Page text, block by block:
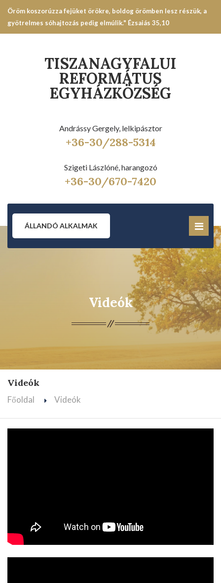
Öröm koszorúzza fejüket örökre, boldog örömben lesz részük, a
gyötrelmes sóhajtozás pedig elmúlik." Ézsaiás 35,10
TISZANAGYFALUI
REFORMÁTUS
EGYHÁZKÖZSÉG
Andrássy Gergely, lelkipásztor
+36-30/288-5314
Szigeti Lászlóné, harangozó
+36-30/670-7420
ÁLLANDÓ ALKALMAK
Videók
Videók
Főoldal Videók